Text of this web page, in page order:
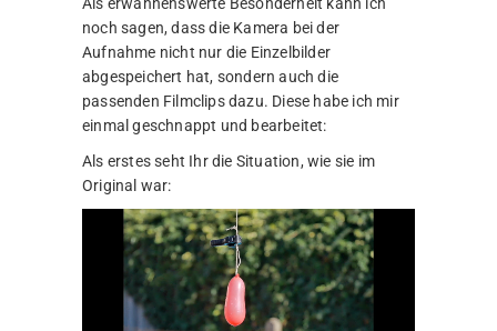
Als erwähnenswerte Besonderheit kann ich
noch sagen, dass die Kamera bei der
Aufnahme nicht nur die Einzelbilder
abgespeichert hat, sondern auch die
passenden Filmclips dazu. Diese habe ich mir
einmal geschnappt und bearbeitet:
Als erstes seht Ihr die Situation, wie sie im
Original war:
Video-
Player